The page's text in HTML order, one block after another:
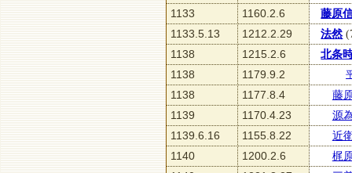
1133 1160.2.6
藤原
1133.5.13
1212.2.29 法然
1138
1215.2.6
北条
1138
1179.9.2
1138 1177.8.4
藤
1139
1170.4.23
源
1139.6.16
1155.8.22
近
1140
1200.2.6
梶